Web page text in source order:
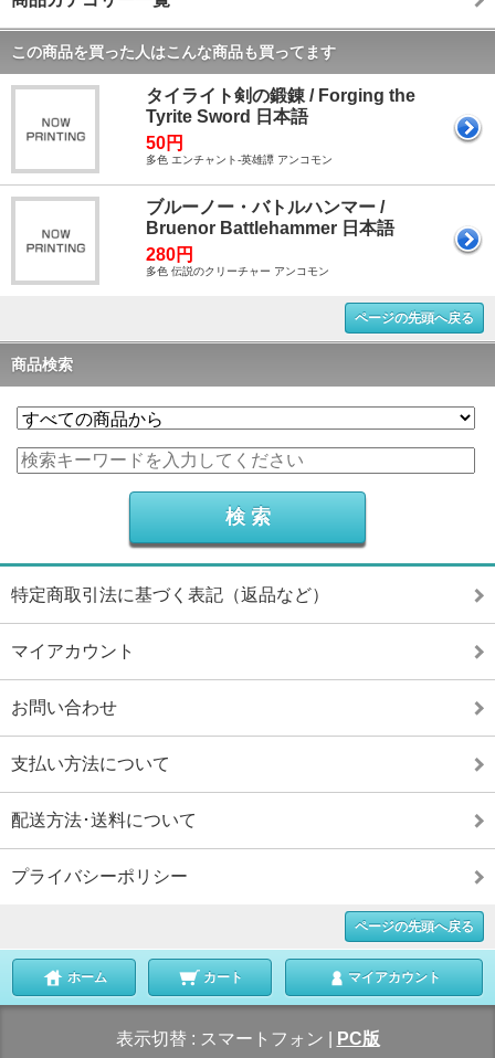
この商品を買った人はこんな商品も買ってます
タイライト剣の鍛錬 / Forging the
Tyrite Sword 日本語
50円
多色 エンチャント-英雄譚 アンコモン
ブルーノー・バトルハンマー /
Bruenor Battlehammer 日本語
280円
多色 伝説のクリーチャー アンコモン
ページの先頭へ戻る
商品検索
特定商取引法に基づく表記（返品など）
マイアカウント
お問い合わせ
支払い方法について
配送方法･送料について
プライバシーポリシー
ページの先頭へ戻る
ホーム カート マイアカウント
表示切替 : スマートフォン PC版